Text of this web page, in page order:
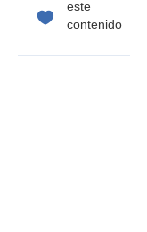
este
contenido